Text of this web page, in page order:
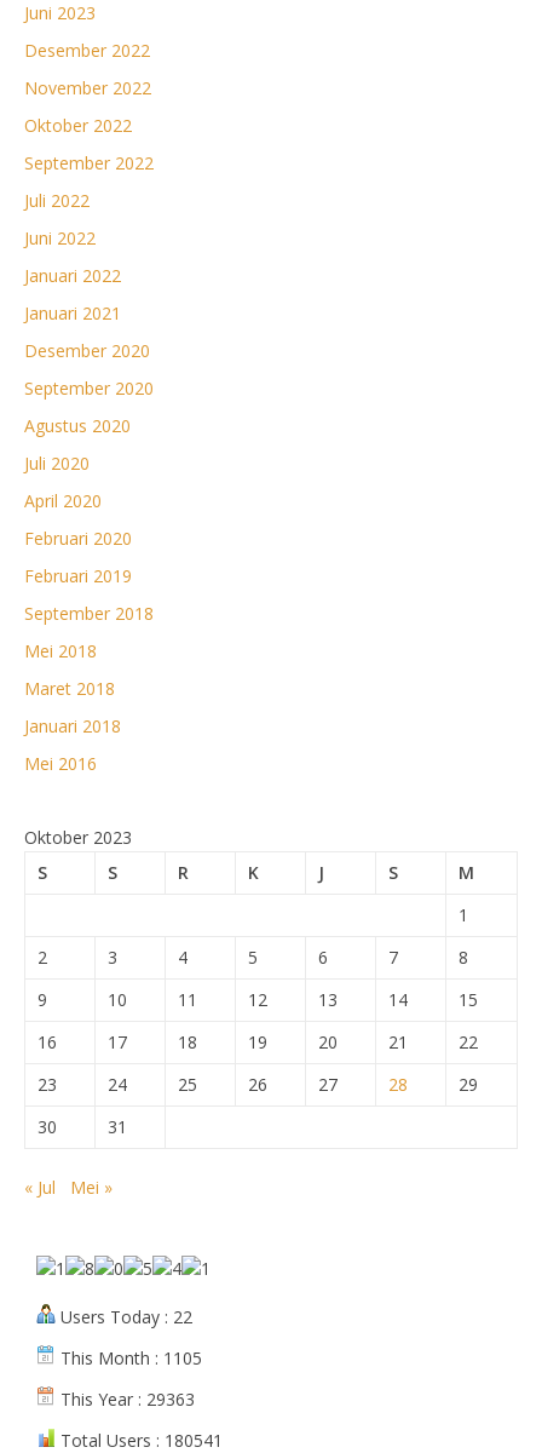
Juni 2023
Desember 2022
November 2022
Oktober 2022
September 2022
Juli 2022
Juni 2022
Januari 2022
Januari 2021
Desember 2020
September 2020
Agustus 2020
Juli 2020
April 2020
Februari 2020
Februari 2019
September 2018
Mei 2018
Maret 2018
Januari 2018
Mei 2016
Oktober 2023
S
S R K J S
M
1
2
3 4 5 6 7
8
9
10 11 12 13 14
15
16
17 18 19 20 21
22
23
24 25 26 27 28
29
30
31
« Jul Mei »
Users Today : 22
This Month : 1105
This Year : 29363
Total Users : 180541